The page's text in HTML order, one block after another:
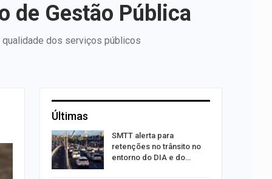
de Gestão Pública
dos serviços públicos
Últimas
SMTT alerta para
retenções no trânsito no
entorno do DIA e do…